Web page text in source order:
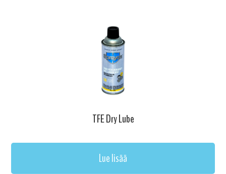
TFE Dry Lube
Lue lisää